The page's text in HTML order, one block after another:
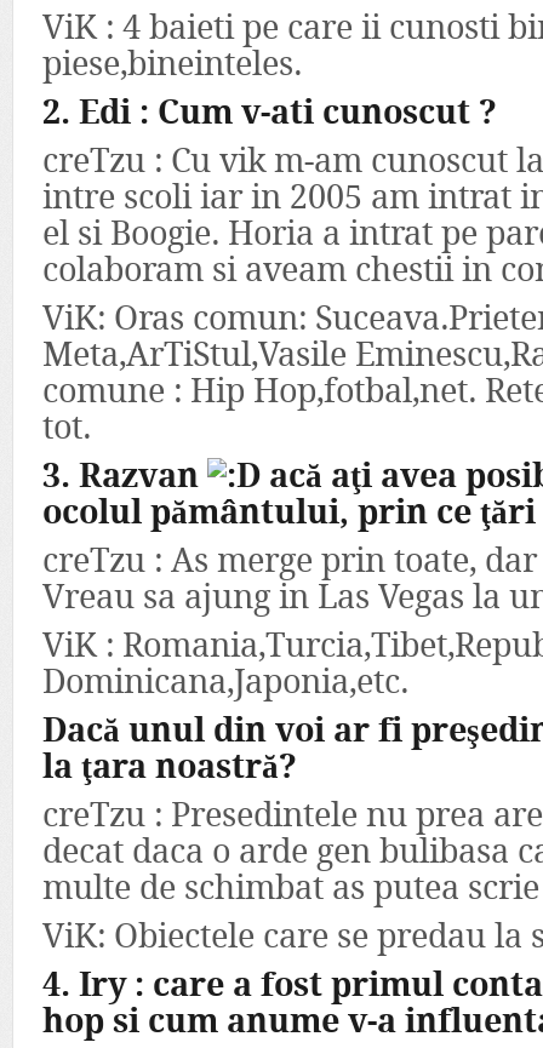
ViK : 4 baieti pe care ii cunosti
piese,bineinteles.
2. Edi : Cum v-ati cunoscut ?
creTzu : Cu vik m-am cunoscut
intre scoli iar in 2005 am intrat
el si Boogie. Horia a intrat pe
colaboram si aveam chestii in
ViK: Oras comun:
Meta,ArTiStul,Vasile
comune : Hip Hop,fotbal,net.
tot.
3. Razvan
acă aţi avea
ocolul pământului, prin ce ţări
creTzu : As merge prin toate,
Vreau sa ajung in Las Vegas la
ViK :
Dominicana,Japonia,etc.
Dacă unul din voi ar fi
la ţara noastră?
creTzu : Presedintele nu prea
decat daca o arde gen bulibasa
multe de schimbat as putea
ViK: Obiectele care se predau la
4. Iry : care a fost primul
hop si cum anume v-a